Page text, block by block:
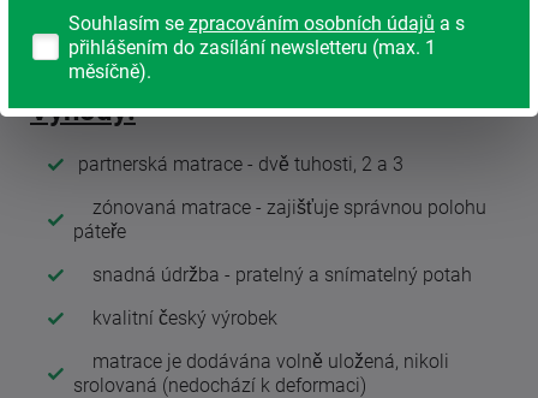
Spolupráce Panterfoam pěny a Cellflex pěny je dokonalá
a těžko budete hledat ideálnější pár.
Výhody:
partnerská matrace - dvě tuhosti, 2 a 3
zónovaná matrace - zajišťuje správnou polohu
páteře
snadná údržba - pratelný a snímatelný potah
kvalitní český výrobek
matrace je dodávána volně uložená, nikoli
srolovaná (nedochází k deformaci)
Souhlasím se zpracováním osobních údajů a s
přihlášením do zasílání newsletteru (max. 1
měsíčně).